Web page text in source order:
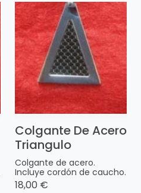
Colgante De Acero
Triangulo
Colgante de acero.
Incluye cordón de caucho.
18,00 €